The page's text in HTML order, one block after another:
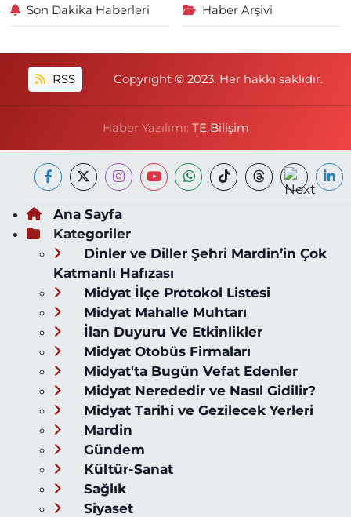
Son Dakika Haberleri Haber Arşivi
RSS Copyright © 2023. Her hakkı saklıdır.
Haber Yazılımı: TE Bilişim
Ana Sayfa
Kategoriler
Dinler ve Diller Şehri Mardin’in Çok
Katmanlı Hafızası
Midyat İlçe Protokol Listesi
Midyat Mahalle Muhtarı
İlan Duyuru Ve Etkinlikler
Midyat Otobüs Firmaları
Midyat'ta Bugün Vefat Edenler
Midyat Nerededir ve Nasıl Gidilir?
Midyat Tarihi ve Gezilecek Yerleri
Mardin
Gündem
Kültür-Sanat
Sağlık
Siyaset